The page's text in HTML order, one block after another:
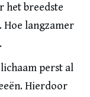
het breedste
Hoe langzamer
perst al
Hierdoor